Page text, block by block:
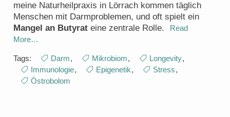
meine Naturheilpraxis in Lörrach kommen täglich
Menschen mit Darmproblemen, und oft spielt ein
Mangel an Butyrat eine zentrale Rolle.
Read
More…
Tags: Darm, Mikrobiom, Longevity,
Immunologie, Epigenetik, Stress,
Östrobolom